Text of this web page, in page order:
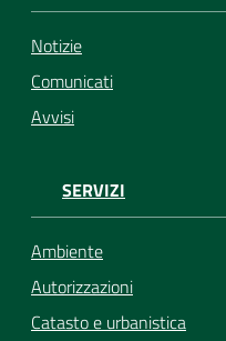
Notizie
Comunicati
Avvisi
SERVIZI
Ambiente
Autorizzazioni
Catasto e urbanistica